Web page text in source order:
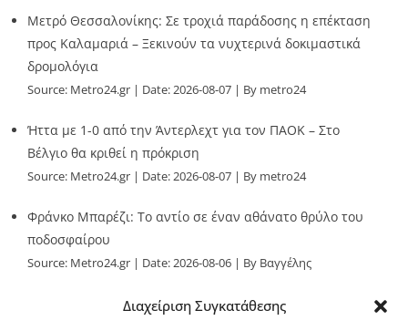
Διαχείριση Συγκατάθεσης
Μετρό Θεσσαλονίκης: Σε τροχιά παράδοσης η επέκταση
προς Καλαμαριά – Ξεκινούν τα νυχτερινά δοκιμαστικά
δρομολόγια
Source: Metro24.gr Date: 2026-08-07 By metro24
Ήττα με 1-0 από την Άντερλεχτ για τον ΠΑΟΚ – Στο
Βέλγιο θα κριθεί η πρόκριση
Source: Metro24.gr Date: 2026-08-07 By metro24
Φράνκο Μπαρέζι: Το αντίο σε έναν αθάνατο θρύλο του
ποδοσφαίρου
Source: Metro24.gr Date: 2026-08-06
By Βαγγέλης